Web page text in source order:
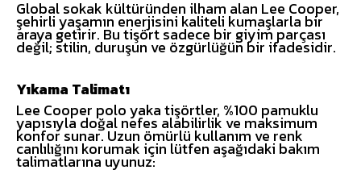
Global sokak kültüründen ilham alan Lee Cooper,
şehirli yaşamın enerjisini kaliteli kumaşlarla bir
araya getirir. Bu tişört sadece bir giyim parçası
değil; stilin, duruşun ve özgürlüğün bir ifadesidir.
Yıkama Talimatı
Lee Cooper polo yaka tişörtler, %100 pamuklu
yapısıyla doğal nefes alabilirlik ve maksimum
konfor sunar. Uzun ömürlü kullanım ve renk
canlılığını korumak için lütfen aşağıdaki bakım
talimatlarına uyunuz: